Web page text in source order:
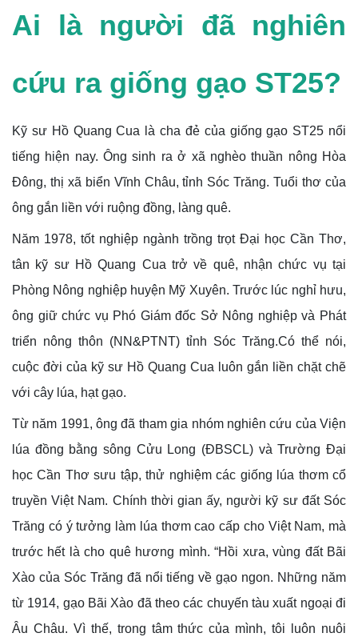
Ai là người đã nghiên
cứu ra giống gạo ST25?
Kỹ sư Hồ Quang Cua là cha đẻ của giống gạo ST25 nổi
tiếng hiện nay. Ông sinh ra ở xã nghèo thuần nông Hòa
Đông, thị xã biển Vĩnh Châu, tỉnh Sóc Trăng. Tuổi thơ của
ông gắn liền với ruộng đồng, làng quê.
Năm 1978, tốt nghiệp ngành trồng trọt Đại học Cần Thơ,
tân kỹ sư Hồ Quang Cua trở về quê, nhận chức vụ tại
Phòng Nông nghiệp huyện Mỹ Xuyên. Trước lúc nghỉ hưu,
ông giữ chức vụ Phó Giám đốc Sở Nông nghiệp và Phát
triển nông thôn (NN&PTNT) tỉnh Sóc Trăng.Có thể nói,
cuộc đời của kỹ sư Hồ Quang Cua luôn gắn liền chặt chẽ
với cây lúa, hạt gạo.
Từ năm 1991, ông đã tham gia nhóm nghiên cứu của Viện
lúa đồng bằng sông Cửu Long (ĐBSCL) và Trường Đại
học Cần Thơ sưu tập, thử nghiệm các giống lúa thơm cổ
truyền Việt Nam. Chính thời gian ấy, người kỹ sư đất Sóc
Trăng có ý tưởng làm lúa thơm cao cấp cho Việt Nam, mà
trước hết là cho quê hương mình. “Hồi xưa, vùng đất Bãi
Xào của Sóc Trăng đã nổi tiếng về gạo ngon. Những năm
từ 1914, gạo Bãi Xào đã theo các chuyến tàu xuất ngoại đi
Âu Châu. Vì thế, trong tâm thức của mình, tôi luôn nuôi